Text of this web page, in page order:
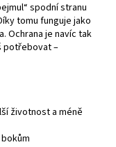
spodní stranu
tomu funguje jako
Ochrana je navíc tak
potřebovat –
životnost a méně